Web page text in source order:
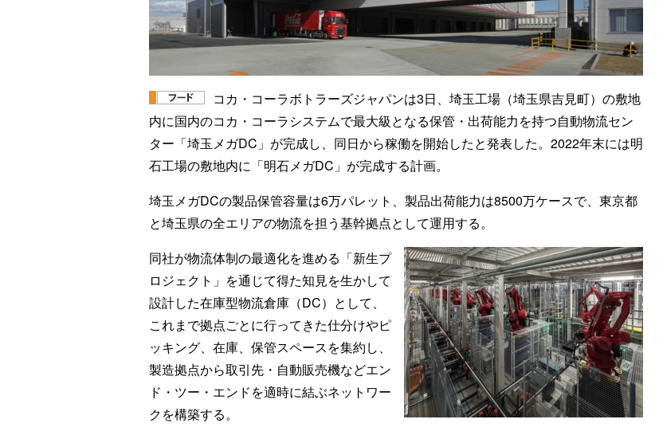
コカ・コーラボトラーズジャパンは3日、埼玉工場（埼玉県吉見町）の敷地
内に国内のコカ・コーラシステムで最大級となる保管・出荷能力を持つ自動物流セン
ター「埼玉メガDC」が完成し、同日から稼働を開始したと発表した。2022年末には明
石工場の敷地内に「明石メガDC」が完成する計画。
埼玉メガDCの製品保管容量は6万パレット、製品出荷能力は8500万ケースで、東京都
と埼玉県の全エリアの物流を担う基幹拠点として運用する。
同社が物流体制の最適化を進める「新生プ
ロジェクト」を通じて得た知見を生かして
設計した在庫型物流倉庫（DC）として、
これまで拠点ごとに行ってきた仕分けやピ
ッキング、在庫、保管スペースを集約し、
製造拠点から取引先・自動販売機などエン
ド・ツー・エンドを適時に結ぶネットワー
クを構築する。